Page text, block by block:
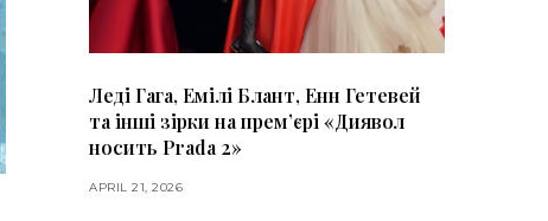
Леді Гага, Емілі Блант, Енн Гетевей
та інші зірки на премʼєрі «Диявол
носить Prada 2»
APRIL 21, 2026